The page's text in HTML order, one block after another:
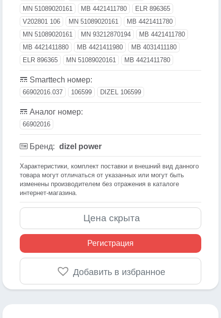
MN 51089020161
MB 4421411780
ELR 896365
V202801 106
MN 51089020161
MB 4421411780
MN 51089020161
MN 93212870194
MB 4421411780
MB 4421411880
MB 4421411980
MB 4031411180
ELR 896365
MN 51089020161 MB 4421411780
Smarttech номер:
66902016.037 106599 DIZEL 106599
Аналог номер:
66902016
Бренд: dizel power
Xарактеристики, комплект поставки и внешний вид данного
товара могут отличаться от указанных или могут быть
изменены производителем без отражения в каталоге
интернет-магазина.
Цена скрыта
Регистрация
Добавить в избранное